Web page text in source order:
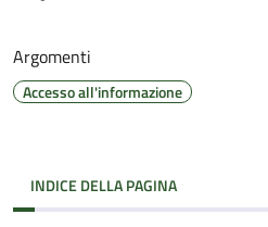
Argomenti
Accesso all'informazione
INDICE DELLA PAGINA